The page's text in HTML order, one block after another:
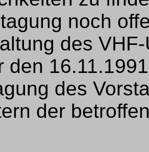
noch
des
den
des
der